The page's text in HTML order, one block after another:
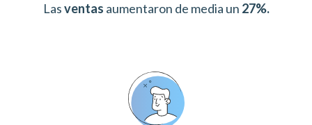
Lasventas aumentaron de media un 27%.